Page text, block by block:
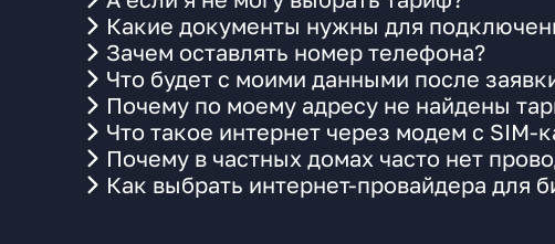
Какие документы нужны для
Зачем оставлять номер телефона?
Что будет с моими данными после
Почему по моему адресу не найдены
Что такое интернет через модем с SIM-
Почему в частных домах часто нет
Как выбрать интернет-провайдера для